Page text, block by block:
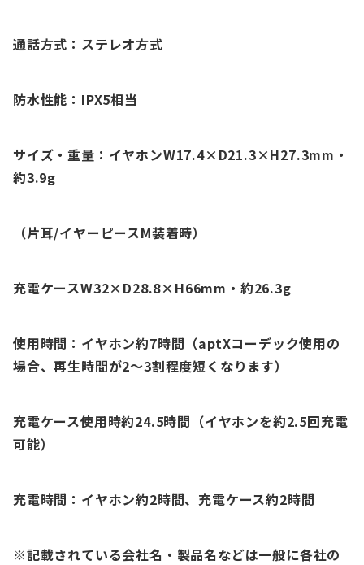
通話方式：ステレオ方式
防水性能：IPX5相当
サイズ・重量：イヤホンW17.4×D21.3×H27.3mm・
約3.9g
（片耳/イヤーピースM装着時）
充電ケースW32×D28.8×H66mm・約26.3g
使用時間：イヤホン約7時間 （aptXコーデック使用の
場合、再生時間が2〜3割程度短くなります）
充電ケース使用時約24.5時間（イヤホンを約2.5回充電
可能）
充電時間：イヤホン約2時間、充電ケース約2時間
※記載されている会社名・製品名などは一般に各社の